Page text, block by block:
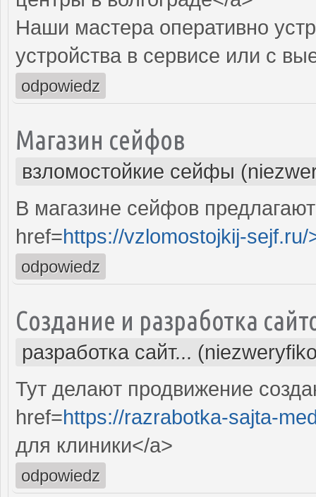
Наши мастера оперативно
устройства в сервисе или с
odpowiedz
Магазин сейфов
взломостойкие сейфы
В магазине сейфов
href=https://vzlomostojkij-sejf.ru/
odpowiedz
Создание и разработка
разработка сайт...
Тут делают продвижение
href=https://razrabotka-sajta-
для клиники</a>
odpowiedz